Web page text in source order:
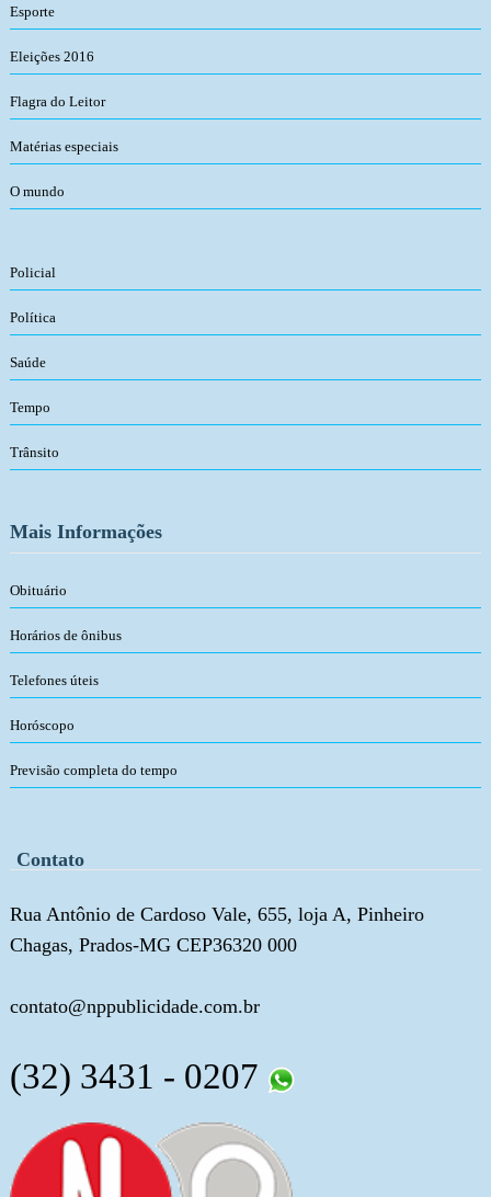
Esporte
Eleições 2016
Flagra do Leitor
Matérias especiais
O mundo
Policial
Política
Saúde
Tempo
Trânsito
Mais Informações
Obituário
Horários de ônibus
Telefones úteis
Horóscopo
Previsão completa do tempo
Contato
Rua Antônio de Cardoso Vale, 655, loja A, Pinheiro
Chagas, Prados-MG CEP36320 000
contato@nppublicidade.com.br
(32) 3431 - 0207